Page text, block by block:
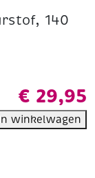
140
€ 29,95
winkelwagen